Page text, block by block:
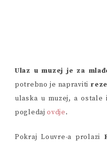
Ulaz u muzej je za
potrebno je napraviti
ulaska u muzej, a ostale
pogledajovdje.
Pokraj Louvre-a prolazi